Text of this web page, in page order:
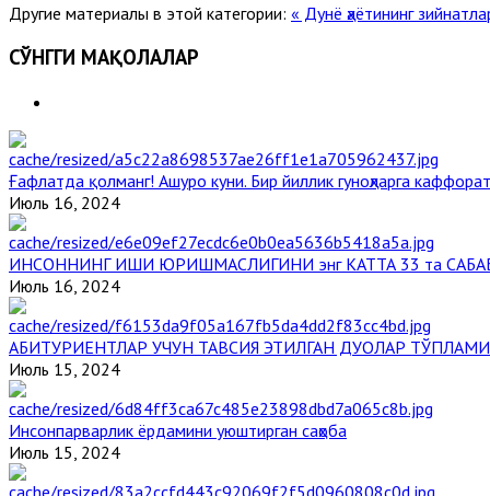
Другие материалы в этой категории: « Дунё ҳаётининг
СЎНГГИ МАҚОЛАЛАР
Ғафлатда қолманг! Ашуро куни. Бир йиллик гуноҳларга
Июль 16, 2024
ИНСОННИНГ ИШИ ЮРИШМАСЛИГИНИ энг КАТТА 33 та
Июль 16, 2024
АБИТУРИЕНТЛАР УЧУН ТАВСИЯ ЭТИЛГАН ДУОЛАР ТЎПЛАМИ
Июль 15, 2024
Инсонпарварлик ёрдамини уюштирган саҳоба
Июль 15, 2024